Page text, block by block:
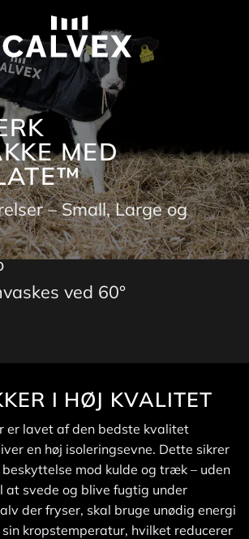
MED
– Small, Large og
ved 60°
I HØJ KVALITET
er lavet af den bedste kvalitet
en høj isoleringsevne. Dette sikrer
mod kulde og træk – uden
at svede og blive fugtig under
der fryser, skal bruge unødig energi
kropstemperatur, hvilket reducerer